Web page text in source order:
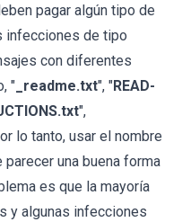
pagar algún tipo de
infecciones de tipo
con diferentes
" _readme.txt", "READ-
",
lo tanto, usar el nombre
una buena forma
es que la mayoría
y algunas infecciones